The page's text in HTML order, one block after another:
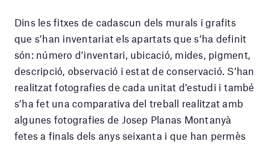
Dins les fitxes de cadascun dels murals i grafits
que s’han inventariat els apartats que s’ha definit
són: número d’inventari, ubicació, mides, pigment,
descripció, observació i estat de conservació. S’han
realitzat fotografies de cada unitat d’estudi i també
s’ha fet una comparativa del treball realitzat amb
algunes fotografies de Josep Planas Montanyà
fetes a finals dels anys seixanta i que han permès